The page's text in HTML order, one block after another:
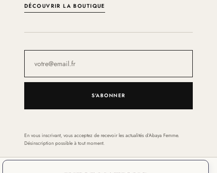
DÉCOUVRIR LA BOUTIQUE
S'ABONNER
En vous inscrivant, vous acceptez de recevoir les actualités d’Abaya Femme.
Désinscription possible à tout moment.